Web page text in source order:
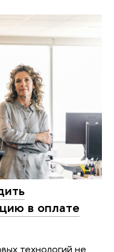
в оплате
технологий не